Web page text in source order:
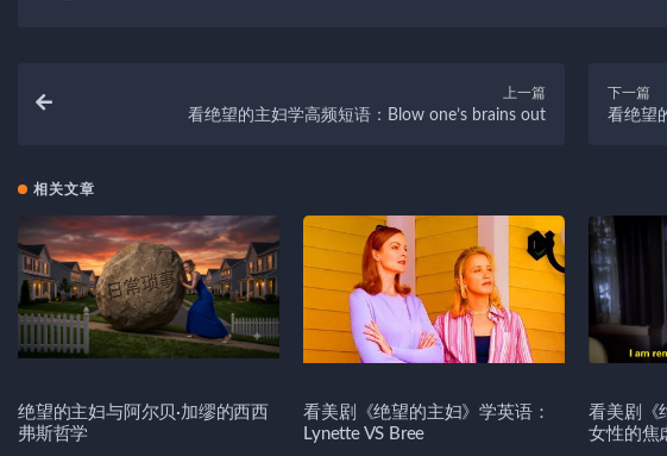
上一篇
看绝望的主妇学高频短语：Blow one’s brains out
下一篇
看绝望
相关文章
绝望的主妇与阿尔贝·加缪的西西
弗斯哲学
看美剧《绝望的主妇》学英语：
Lynette VS Bree
看美剧《
女性的焦